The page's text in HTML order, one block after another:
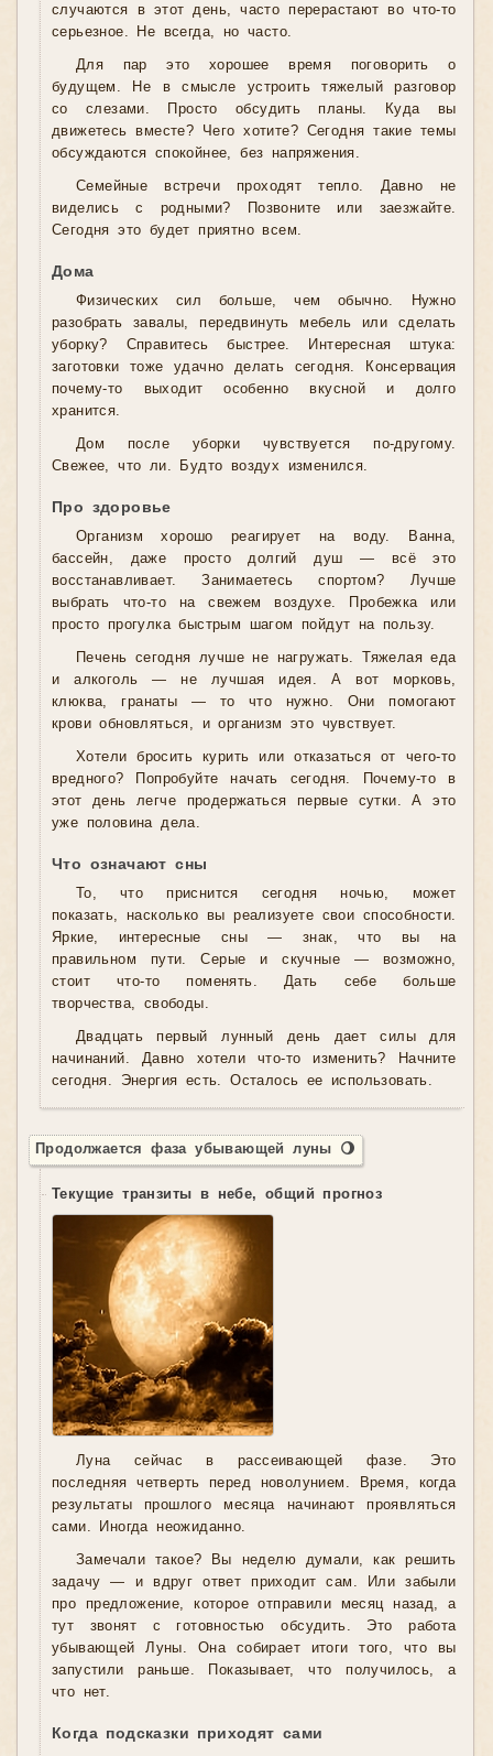
случаются в этот день, часто перерастают во что-то
серьезное. Не всегда, но часто.
Для пар это хорошее время поговорить о
будущем. Не в смысле устроить тяжелый разговор
со слезами. Просто обсудить планы. Куда вы
движетесь вместе? Чего хотите? Сегодня такие темы
обсуждаются спокойнее, без напряжения.
Семейные встречи проходят тепло. Давно не
виделись с родными? Позвоните или заезжайте.
Сегодня это будет приятно всем.
Дома
Физических сил больше, чем обычно. Нужно
разобрать завалы, передвинуть мебель или сделать
уборку? Справитесь быстрее. Интересная штука:
заготовки тоже удачно делать сегодня. Консервация
почему-то выходит особенно вкусной и долго
хранится.
Дом после уборки чувствуется по-другому.
Свежее, что ли. Будто воздух изменился.
Про здоровье
Организм хорошо реагирует на воду. Ванна,
бассейн, даже просто долгий душ — всё это
восстанавливает. Занимаетесь спортом? Лучше
выбрать что-то на свежем воздухе. Пробежка или
просто прогулка быстрым шагом пойдут на пользу.
Печень сегодня лучше не нагружать. Тяжелая еда
и алкоголь — не лучшая идея. А вот морковь,
клюква, гранаты — то что нужно. Они помогают
крови обновляться, и организм это чувствует.
Хотели бросить курить или отказаться от чего-то
вредного? Попробуйте начать сегодня. Почему-то в
этот день легче продержаться первые сутки. А это
уже половина дела.
Что означают сны
То, что приснится сегодня ночью, может
показать, насколько вы реализуете свои способности.
Яркие, интересные сны — знак, что вы на
правильном пути. Серые и скучные — возможно,
стоит что-то поменять. Дать себе больше
творчества, свободы.
Двадцать первый лунный день дает силы для
начинаний. Давно хотели что-то изменить? Начните
сегодня. Энергия есть. Осталось ее использовать.
Продолжается фаза убывающей луны 🌖
Текущие транзиты в небе, общий прогноз
Луна сейчас в рассеивающей фазе. Это
последняя четверть перед новолунием. Время, когда
результаты прошлого месяца начинают проявляться
сами. Иногда неожиданно.
Замечали такое? Вы неделю думали, как решить
задачу — и вдруг ответ приходит сам. Или забыли
про предложение, которое отправили месяц назад, а
тут звонят с готовностью обсудить. Это работа
убывающей Луны. Она собирает итоги того, что вы
запустили раньше. Показывает, что получилось, а
что нет.
Когда подсказки приходят сами